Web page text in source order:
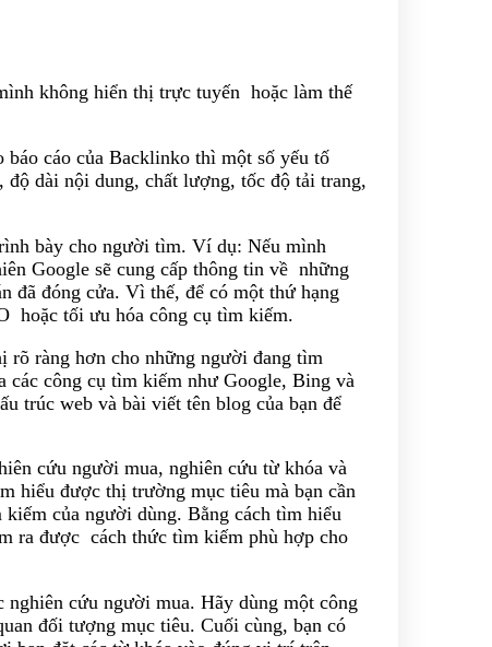
không hiển thị trực tuyến hoặc làm thế
cáo của Backlinko thì một số yếu tố
dài nội dung, chất lượng, tốc độ tải trang,
bày cho người tìm. Ví dụ: Nếu mình
Google sẽ cung cấp thông tin về những
đã đóng cửa. Vì thế, để có một thứ hạng
hoặc tối ưu hóa công cụ tìm kiếm.
rõ ràng hơn cho những người đang tìm
các công cụ tìm kiếm như Google, Bing và
trúc web và bài viết tên blog của bạn để
cứu người mua, nghiên cứu từ khóa và
hiểu được thị trường mục tiêu mà bạn cần
của người dùng. Bằng cách tìm hiểu
ra được cách thức tìm kiếm phù hợp cho
cứu người mua. Hãy dùng một công
đối tượng mục tiêu. Cuối cùng, bạn có